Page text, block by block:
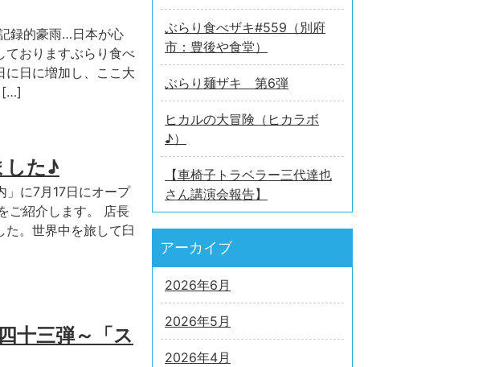
録的豪雨…日本が心
おりますぶらり食べ
に日に増加し、ここ大
[…]
した♪
」に7月17日にオープ
ご紹介します。 店長
。世界中を旅して臼
十三弾～「ス
ぶらり食べザキ#559（別府
市：豊後や食堂）
ぶらり麺ザキ 第6弾
ヒカルの大冒険（ヒカラボ
♪）
【車椅子トラベラー三代達也
さん講演会報告】
アーカイブ
2026年6月
2026年5月
2026年4月